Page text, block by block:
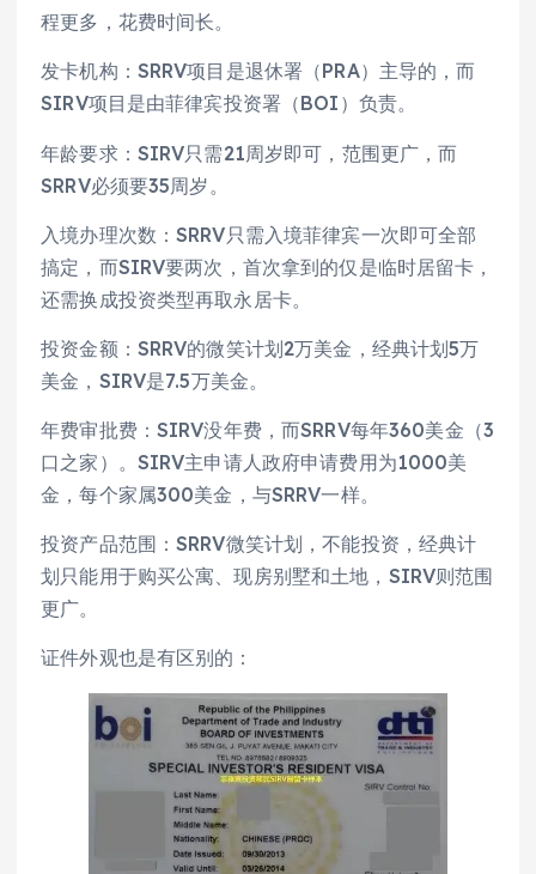
程更多，花费时间长。
发卡机构：SRRV项目是退休署（PRA）主导的，而
SIRV项目是由菲律宾投资署（BOI）负责。
年龄要求：SIRV只需21周岁即可，范围更广，而
SRRV必须要35周岁。
入境办理次数：SRRV只需入境菲律宾一次即可全部
搞定，而SIRV要两次，首次拿到的仅是临时居留卡，
还需换成投资类型再取永居卡。
投资金额：SRRV的微笑计划2万美金，经典计划5万
美金，SIRV是7.5万美金。
年费审批费：SIRV没年费，而SRRV每年360美金（3
口之家）。SIRV主申请人政府申请费用为1000美
金，每个家属300美金，与SRRV一样。
投资产品范围：SRRV微笑计划，不能投资，经典计
划只能用于购买公寓、现房别墅和土地，SIRV则范围
更广。
证件外观也是有区别的：